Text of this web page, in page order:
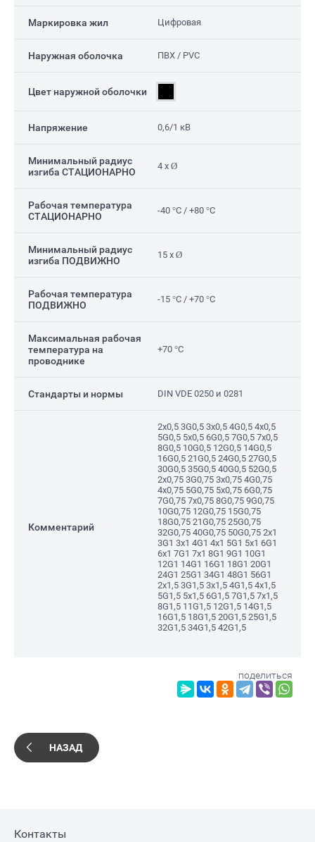
Маркировка жил Цифровая
Наружная оболочка ПВХ / PVC
Цвет наружной оболочки
Напряжение 0,6/1 кВ
Минимальный радиус
изгиба СТАЦИОНАРНО
4 x Ø
Рабочая температура
СТАЦИОНАРНО
-40 °C / +80 °C
Минимальный радиус
изгиба ПОДВИЖНО
15 x Ø
Рабочая температура
ПОДВИЖНО
-15 °C / +70 °C
Максимальная рабочая
температура на
проводнике
+70 °C
Стандарты и нормы DIN VDE 0250 и 0281
Комментарий
2x0,5 3G0,5 3x0,5 4G0,5 4x0,5
5G0,5 5x0,5 6G0,5 7G0,5 7x0,5
8G0,5 10G0,5 12G0,5 14G0,5
16G0,5 21G0,5 24G0,5 27G0,5
30G0,5 35G0,5 40G0,5 52G0,5
2x0,75 3G0,75 3x0,75 4G0,75
4x0,75 5G0,75 5x0,75 6G0,75
7G0,75 7x0,75 8G0,75 9G0,75
10G0,75 12G0,75 15G0,75
18G0,75 21G0,75 25G0,75
32G0,75 40G0,75 50G0,75 2x1
3G1 3x1 4G1 4x1 5G1 5x1 6G1
6x1 7G1 7x1 8G1 9G1 10G1
12G1 14G1 16G1 18G1 20G1
24G1 25G1 34G1 48G1 56G1
2x1,5 3G1,5 3x1,5 4G1,5 4x1,5
5G1,5 5x1,5 6G1,5 7G1,5 7x1,5
8G1,5 11G1,5 12G1,5 14G1,5
16G1,5 18G1,5 20G1,5 25G1,5
32G1,5 34G1,5 42G1,5
поделиться
НАЗАД
Контакты